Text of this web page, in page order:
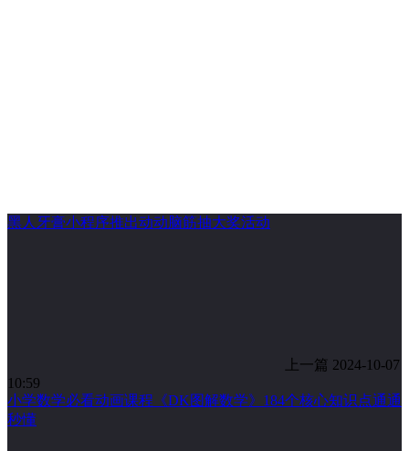
黑人牙膏小程序推出动动脑筋抽大奖活动
上一篇 2024-10-07
10:59
小学数学必看动画课程《DK图解数学》184个核心知识点通通
秒懂